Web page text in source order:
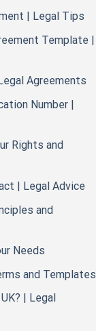
| Legal Tips
Template |
Agreements
Number |
Rights and
| Legal Advice
and
Needs
and Templates
| Legal